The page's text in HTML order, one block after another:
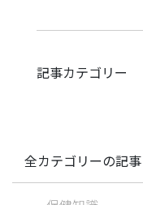
記事カテゴリー
全カテゴリーの記事